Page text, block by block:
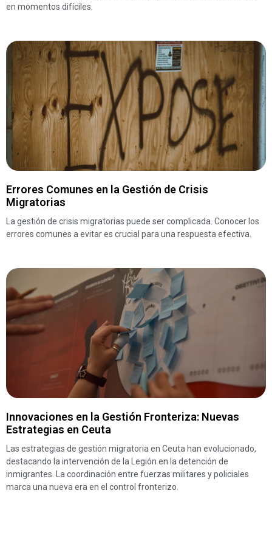
en momentos difíciles.
Errores Comunes en la Gestión de Crisis
Migratorias
La gestión de crisis migratorias puede ser complicada. Conocer los
errores comunes a evitar es crucial para una respuesta efectiva.
Innovaciones en la Gestión Fronteriza: Nuevas
Estrategias en Ceuta
Las estrategias de gestión migratoria en Ceuta han evolucionado,
destacando la intervención de la Legión en la detención de
inmigrantes. La coordinación entre fuerzas militares y policiales
marca una nueva era en el control fronterizo.